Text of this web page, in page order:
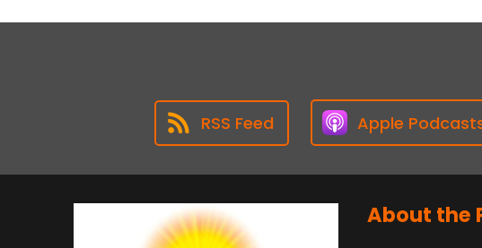
RSS Feed Apple
About the